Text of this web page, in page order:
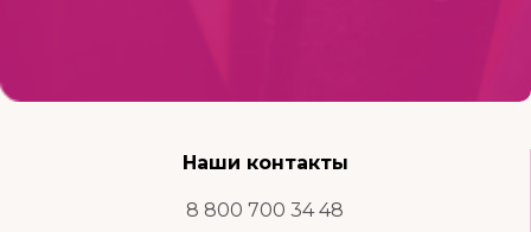
Наши контакты
8 800 700 34 48